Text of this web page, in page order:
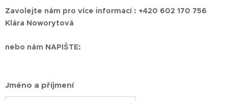
Zavolejte nám pro více informací : +420 602 170 756
Klára Noworytová
nebo nám NAPIŠTE:
Jméno a příjmení